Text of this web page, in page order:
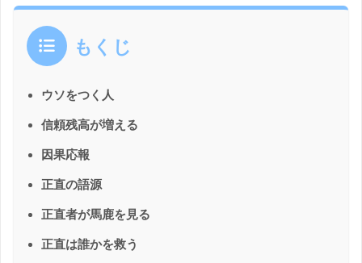
もくじ
ウソをつく人
信頼残高が増える
因果応報
正直の語源
正直者が馬鹿を見る
正直は誰かを救う